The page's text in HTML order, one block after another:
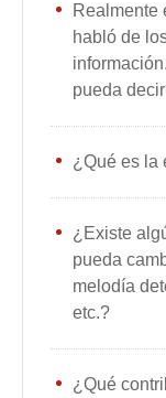
Realmente
habló de
pueda
¿Qué es la
¿Existe
pueda
melodía
etc.?
¿Qué